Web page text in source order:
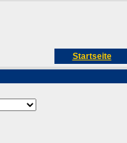
Startseite